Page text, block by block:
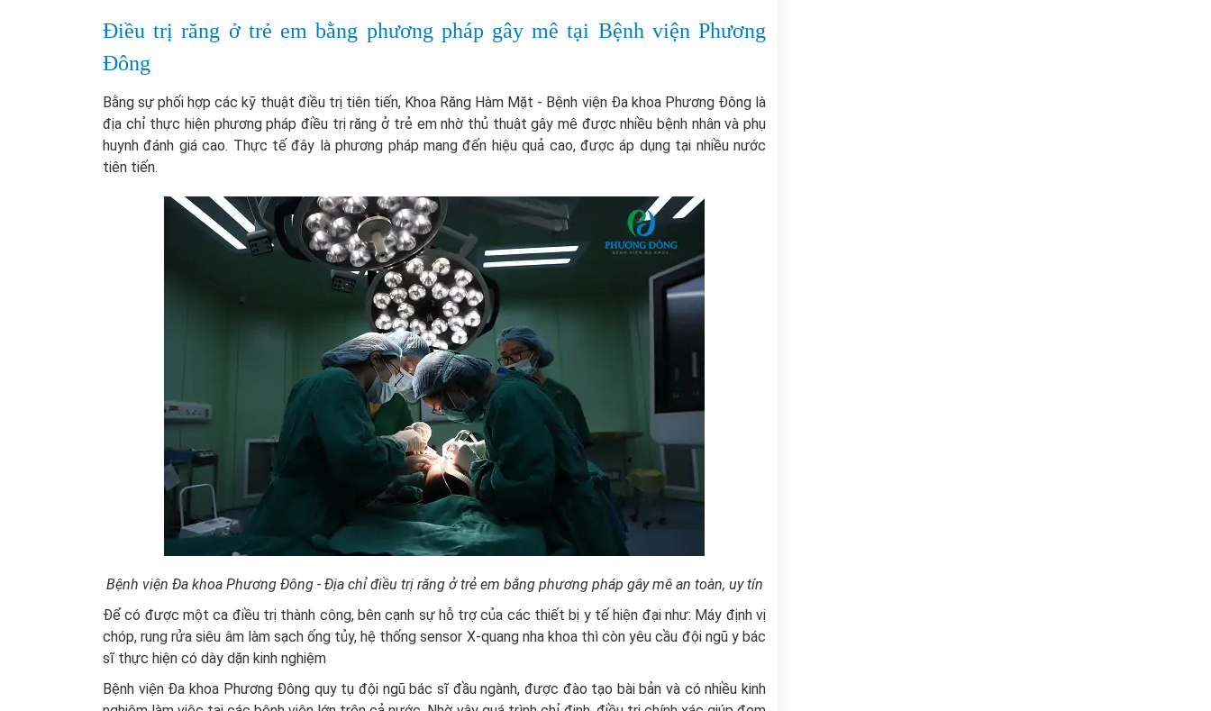
Điều trị răng ở trẻ em bằng phương pháp gây mê tại Bệnh viện Phương
Đông
Bằng sự phối hợp các kỹ thuật điều trị tiên tiến, Khoa Răng Hàm Mặt - Bệnh viện Đa khoa Phương Đông là
địa chỉ thực hiện phương pháp điều trị răng ở trẻ em nhờ thủ thuật gây mê được nhiều bệnh nhân và phụ
huynh đánh giá cao. Thực tế đây là phương pháp mang đến hiệu quả cao, được áp dụng tại nhiều nước
tiên tiến.
Bệnh viện Đa khoa Phương Đông - Địa chỉ điều trị răng ở trẻ em bằng phương pháp gây mê an toàn, uy tín
Để có được một ca điều trị thành công, bên cạnh sự hỗ trợ của các thiết bị y tế hiện đại như: Máy định vị
chóp, rung rửa siêu âm làm sạch ống tủy, hệ thống sensor X-quang nha khoa thì còn yêu cầu đội ngũ y bác
sĩ thực hiện có dày dặn kinh nghiệm
Bệnh viện Đa khoa Phương Đông quy tụ đội ngũ bác sĩ đầu ngành, được đào tạo bài bản và có nhiều kinh